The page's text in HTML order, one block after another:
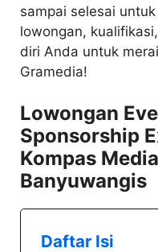
sampai selesai
lowongan,
diri Anda untuk
Gramedia!
Lowongan
Sponsorship
Kompas
Banyuwangis
Daftar Isi